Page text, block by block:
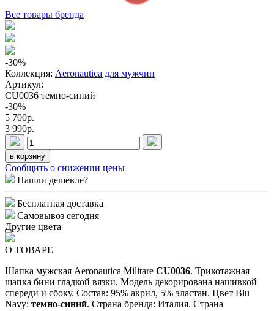
Все товары бренда
-30%
Коллекция: Aeronautica для мужчин
Артикул:
CU0036 темно-синий
-30%
5 700p.
3 990p.
в корзину
Сообщить о снижении цены
Нашли дешевле?
Бесплатная доставка
Самовывоз сегодня
Другие цвета
О ТОВАРЕ
Шапка мужская Aeronautica Militare CU0036. Трикотажная
шапка бини гладкой вязки. Модель декорирована нашивкой
спереди и сбоку. Состав: 95% акрил, 5% эластан. Цвет Blu
Navy: темно-синий. Страна бренда: Италия. Страна